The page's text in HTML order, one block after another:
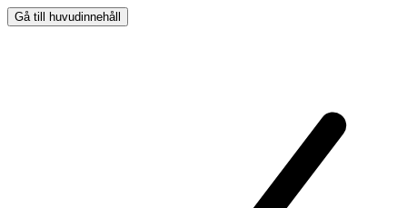
Gå till huvudinnehåll